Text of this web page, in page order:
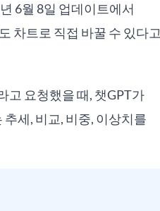
6월 8일 업데이트에서
차트로 직접 바꿀 수 있다고
고 요청했을 때, 챗GPT가
세, 비교, 비중, 이상치를